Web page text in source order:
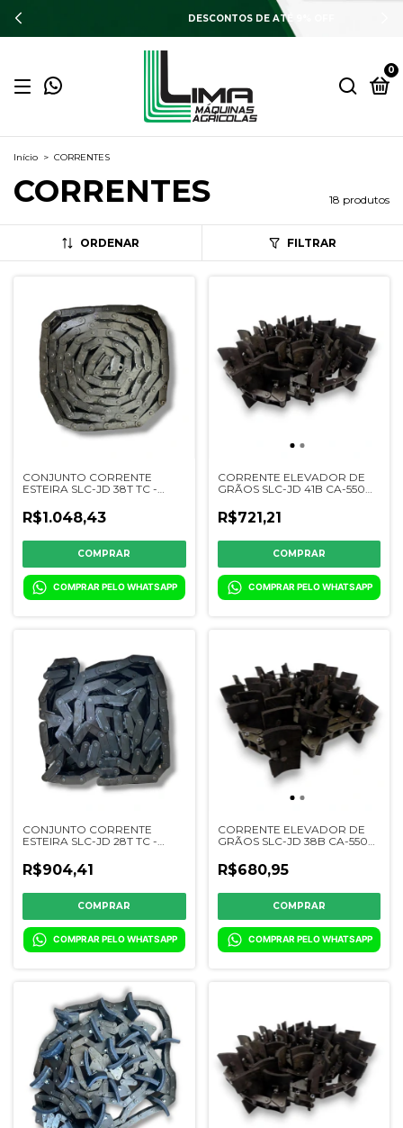
DESCONTOS DE ATÉ 9% OFF
0
Início > CORRENTES
CORRENTES 18 produtos
ORDENAR FILTRAR
CONJUNTO CORRENTE
ESTEIRA SLC-JD 38T TC -
R$1.048,43
COMPRAR PELO WHATSAPP
CORRENTE ELEVADOR DE
GRÃOS SLC-JD 41B CA-550
R$721,21
COMPRAR PELO WHATSAPP
CONJUNTO CORRENTE
ESTEIRA SLC-JD 28T TC -
R$904,41
COMPRAR PELO WHATSAPP
CORRENTE ELEVADOR DE
GRÃOS SLC-JD 38B CA-550
R$680,95
COMPRAR PELO WHATSAPP